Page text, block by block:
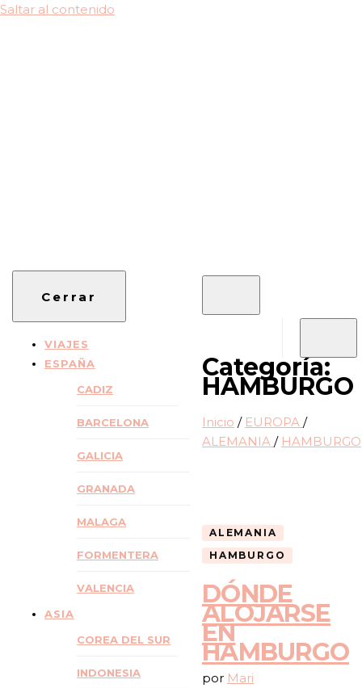
Saltar al contenido
cuxitravel.com
Cerrar
VIAJES
ESPAÑA
CADIZ
BARCELONA
GALICIA
GRANADA
MALAGA
FORMENTERA
VALENCIA
ASIA
COREA DEL SUR
INDONESIA
Categoría:
HAMBURGO
Inicio / EUROPA /
ALEMANIA / HAMBURGO
ALEMANIA
HAMBURGO
DÓNDE
ALOJARSE
EN
HAMBURGO
por Mari